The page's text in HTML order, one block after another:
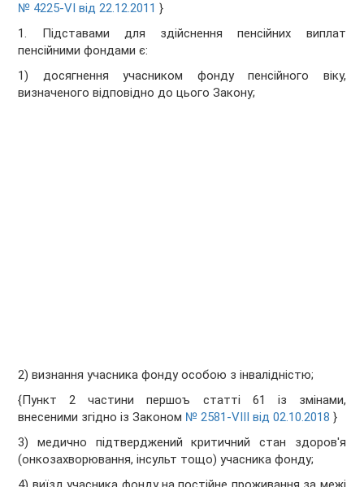
№ 4225-VI від 22.12.2011 }
1. Підставами для здійснення пенсійних виплат
пенсійними фондами є:
1) досягнення учасником фонду пенсійного віку,
визначеного відповідно до цього Закону;
2) визнання учасника фонду особою з інвалідністю;
{Пункт 2 частини першоъ статті 61 із змінами,
внесеними згідно із Законом № 2581-VIII від 02.10.2018 }
3) медично підтверджений критичний стан здоров'я
(онкозахворювання, інсульт тощо) учасника фонду;